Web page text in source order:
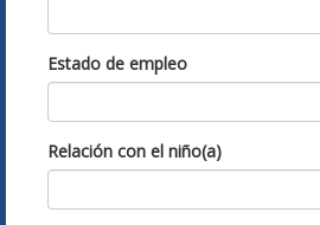
Estado de empleo
Relación con el niño(a)